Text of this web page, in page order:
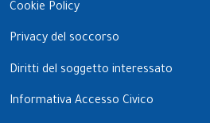
Cookie Policy
Privacy del soccorso
Diritti del soggetto interessato
Informativa Accesso Civico